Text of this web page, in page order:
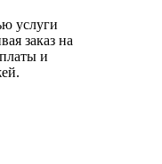
услуги
заказ на
и